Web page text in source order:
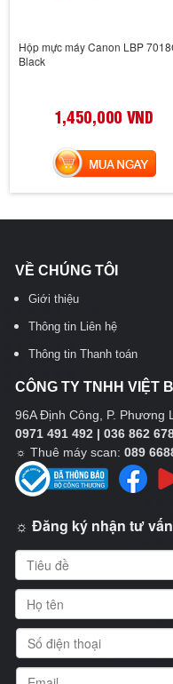
Hộp mực máy Canon LBP
Black
1,450,000 VND
MUA NGAY
VỀ CHÚNG TÔI
Giới thiệu
Thông tin Liên hệ
Thông tin Thanh toán
CÔNG TY TNHH VIỆT
96A Định Công, P. Phương
0971 491 492 | 036 862
☼ Thuê máy scan: 089
☼ Đăng ký nhận tư